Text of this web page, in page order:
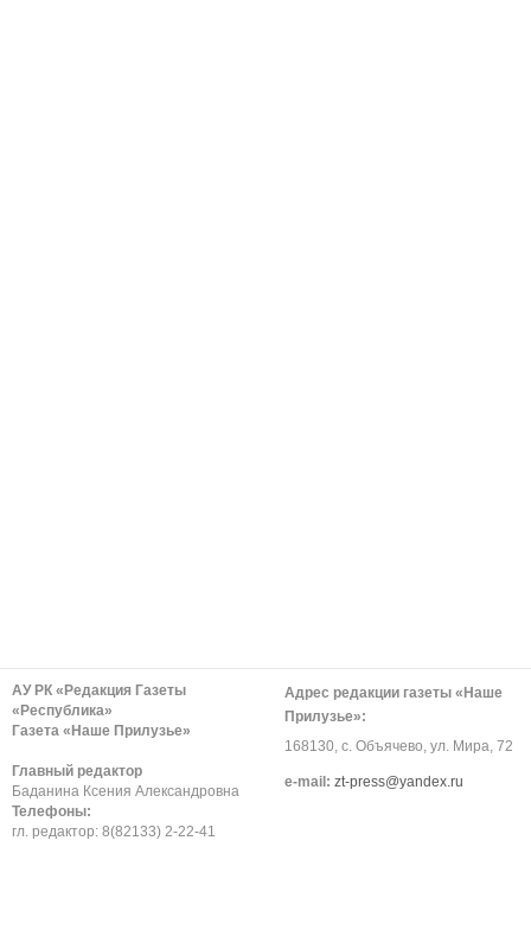
АУ РК «Редакция Газеты
«Республика»
Газета «Наше Прилузье»
Главный редактор
Баданина Ксения Александровна
Телефоны:
гл. редактор: 8(82133) 2-22-41
Адрес редакции газеты «Наше
Прилузье»:
168130, с. Объячево, ул. Мира, 72
е-mail: zt-press@yandex.ru